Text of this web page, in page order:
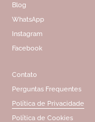
Blog
WhatsApp
Instagram
Facebook
Contato
Perguntas Frequentes
Política de Privacidade
Política de Cookies